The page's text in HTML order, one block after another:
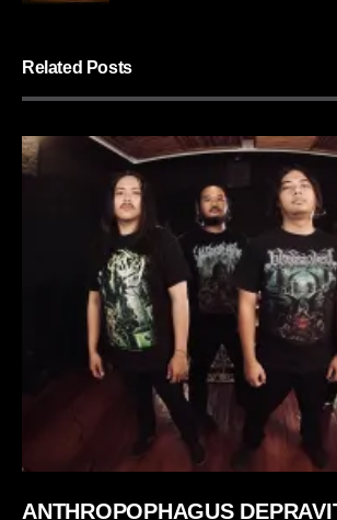
Related Posts
ANTHROPOPHAGUS